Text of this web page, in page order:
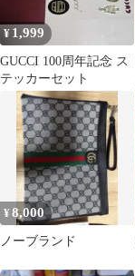
¥ 1,999
GUCCI 100周年記念 ス
テッカーセット
¥8,000
ノーブランド